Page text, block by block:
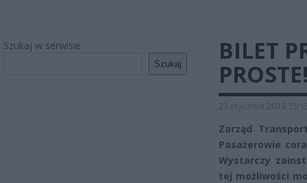
Szukaj w serwisie
Szukaj
BILET
23 stycznia 2018
Zarząd
Pasażerowie
Wystarczy
tej możliwości